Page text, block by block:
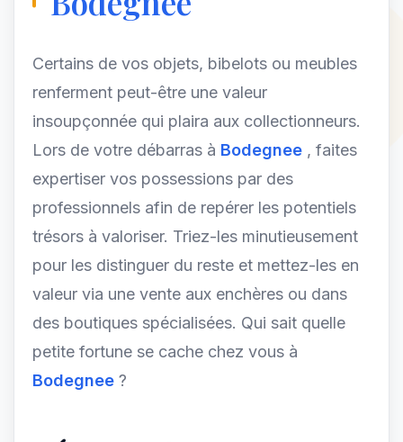
Certains de vos objets, bibelots ou meubles
renferment peut-être une valeur
insoupçonnée qui plaira aux collectionneurs.
Lors de votre débarras à Bodegnee , faites
expertiser vos possessions par des
professionnels afin de repérer les potentiels
trésors à valoriser. Triez-les minutieusement
pour les distinguer du reste et mettez-les en
valeur via une vente aux enchères ou dans
des boutiques spécialisées. Qui sait quelle
petite fortune se cache chez vous à
Bodegnee ?